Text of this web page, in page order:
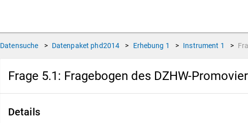
Datensuche > Datenpaket phd2014 > Erhebung 1 > Instrument 1 >
Frage 5.1: Fragebogen des DZHW-
Details